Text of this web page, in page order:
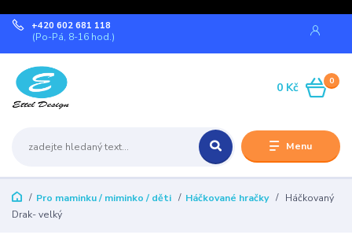
Menu
+420 602 681 118
(Po-Pá, 8-16 hod.)
0
0 Kč
Pro maminku / miminko / děti Háčkované hračky
Háčkovaný
Drak- velký